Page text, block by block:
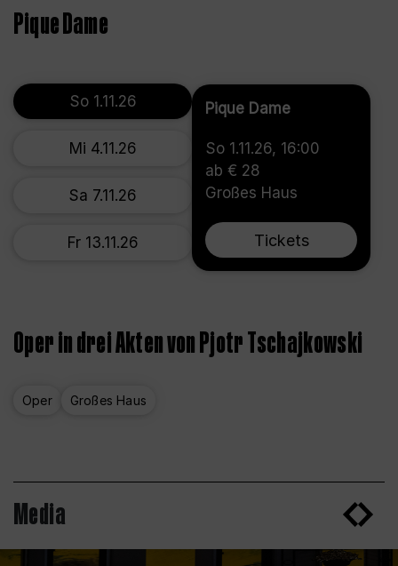
Pique Dame
So 1.11.26
Mi 4.11.26
Sa 7.11.26
Fr 13.11.26
Pique Dame
So 1.11.26, 16:00
ab € 28
Großes Haus
Tickets
Oper in drei Akten von Pjotr Tschajkowski
Oper Großes Haus
Media